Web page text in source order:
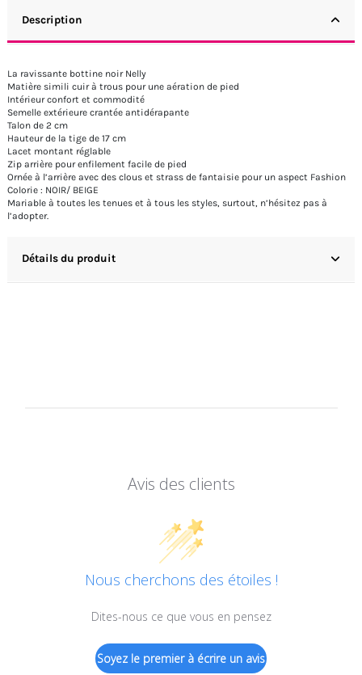
Description
La ravissante bottine noir Nelly
Matière simili cuir à trous pour une aération de pied
Intérieur confort et commodité
Semelle extérieure crantée antidérapante
Talon de 2 cm
Hauteur de la tige de 17 cm
Lacet montant réglable
Zip arrière pour enfilement facile de pied
Ornée à l’arrière avec des clous et strass de fantaisie pour un aspect Fashion
Colorie : NOIR/ BEIGE
Mariable à toutes les tenues et à tous les styles, surtout, n’hésitez pas à
l’adopter.
Détails du produit
Avis des clients
Nous cherchons des étoiles !
Dites-nous ce que vous en pensez
Soyez le premier à écrire un avis